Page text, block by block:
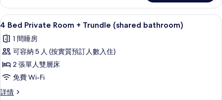
bathroom)
的
相
片
(shared
bathroom)
詳
載
入
所
有
4
Bed
Private
4
4 Bed Private Room + Trundle (shared bathroom)
1 間睡房
可容納 5 人 (按實質預訂人數入住)
2 張單人雙層床
免費 Wi-Fi
詳情
4